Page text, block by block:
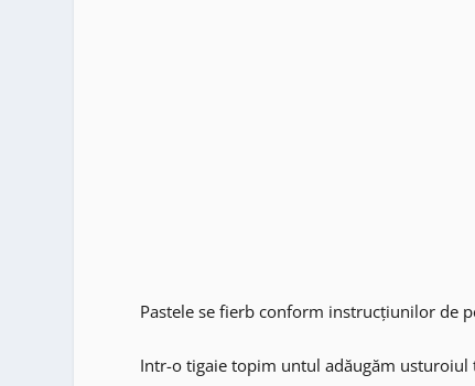
Pastele se fierb conform instrucțiunilor de
Intr-o tigaie topim untul adăugăm usturoiul